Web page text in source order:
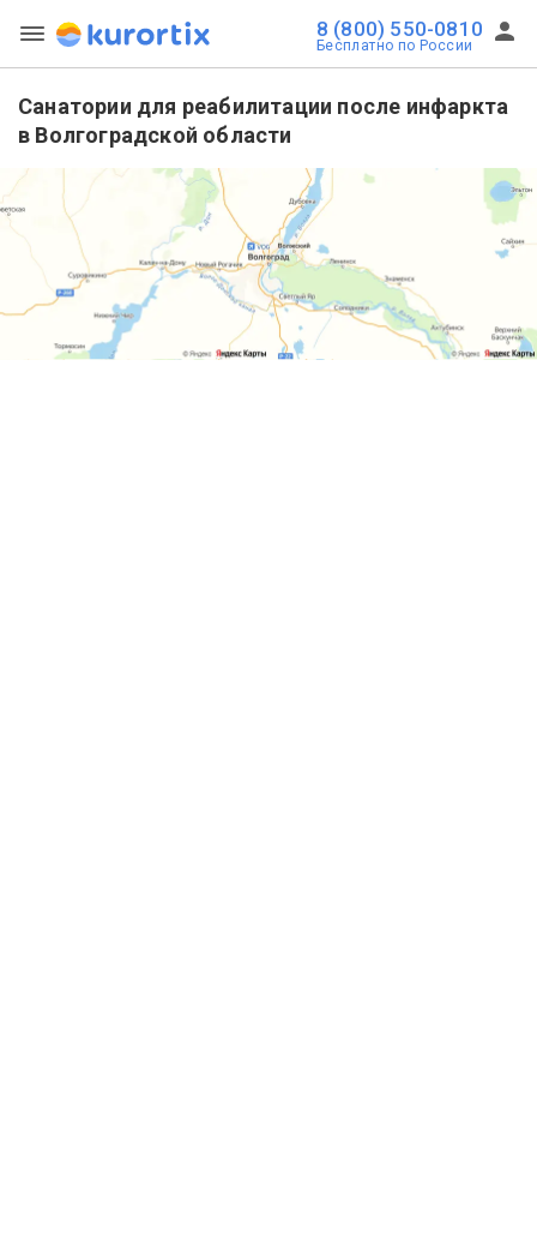
8 (800) 550-0810
Бесплатно по России
Санатории для реабилитации после инфаркта
в Волгоградской области